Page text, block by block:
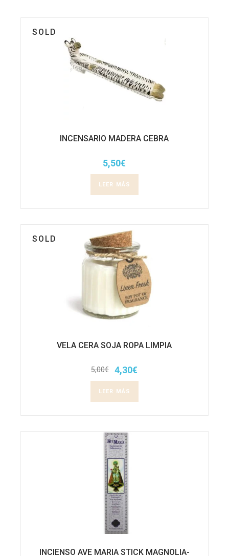
SOLD
INCENSARIO MADERA CEBRA
5,50€
LEER MÁS
SOLD
VELA CERA SOJA ROPA LIMPIA
5,00€
El
precio
original
era:
4,30€
El
precio
actual
es:
LEER MÁS
INCIENSO AVE MARIA STICK MAGNOLIA-